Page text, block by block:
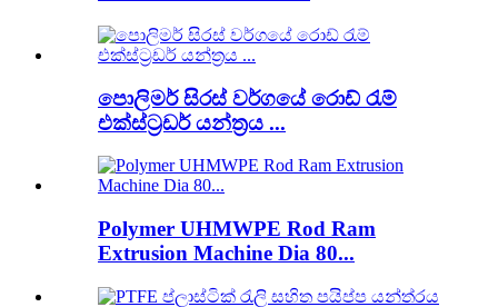
පොලිමර් සිරස් වර්ගයේ රොඩ් රැම්
එක්ස්ට්‍රඩර් යන්ත්‍රය ...
Polymer UHMWPE Rod Ram
Extrusion Machine Dia 80...